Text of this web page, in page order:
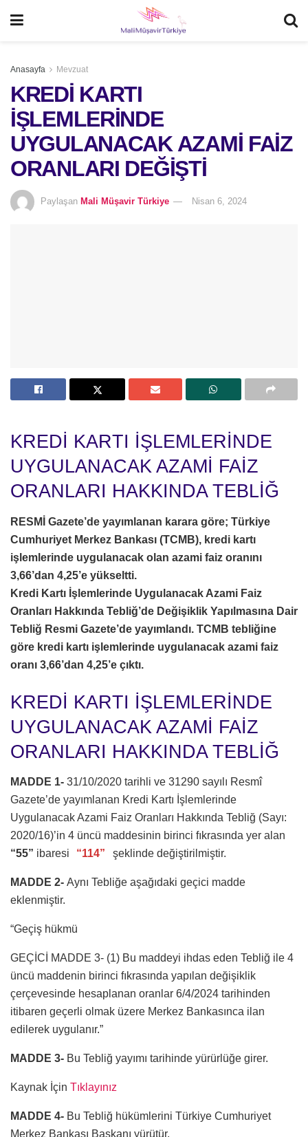
Anasayfa Mevzuat
KREDİ KARTI
İŞLEMLERİNDE
UYGULANACAK AZAMİ FAİZ
ORANLARI DEĞİŞTİ
Paylaşan Mali Müşavir Türkiye Nisan 6, 2024
KREDİ KARTI İŞLEMLERİNDE
UYGULANACAK AZAMİ FAİZ
ORANLARI HAKKINDA TEBLİĞ
RESMİ Gazete’de yayımlanan karara göre; Türkiye
Cumhuriyet Merkez Bankası (TCMB), kredi kartı
işlemlerinde uygulanacak olan azami faiz oranını
3,66’dan 4,25’e yükseltti.
Kredi Kartı İşlemlerinde Uygulanacak Azami Faiz
Oranları Hakkında Tebliğ’de Değişiklik Yapılmasına Dair
Tebliğ Resmi Gazete’de yayımlandı. TCMB tebliğine
göre kredi kartı işlemlerinde uygulanacak azami faiz
oranı 3,66’dan 4,25’e çıktı.
KREDİ KARTI İŞLEMLERİNDE
UYGULANACAK AZAMİ FAİZ
ORANLARI HAKKINDA TEBLİĞ
MADDE 1- 31/10/2020 tarihli ve 31290 sayılı Resmî
Gazete’de yayımlanan Kredi Kartı İşlemlerinde
Uygulanacak Azami Faiz Oranları Hakkında Tebliğ (Sayı:
2020/16)’in 4 üncü maddesinin birinci fıkrasında yer alan
“55” ibaresi “114” şeklinde değiştirilmiştir.
MADDE 2- Aynı Tebliğe aşağıdaki geçici madde
eklenmiştir.
“Geçiş hükmü
GEÇİCİ MADDE 3- (1) Bu maddeyi ihdas eden Tebliğ ile 4
üncü maddenin birinci fıkrasında yapılan değişiklik
çerçevesinde hesaplanan oranlar 6/4/2024 tarihinden
itibaren geçerli olmak üzere Merkez Bankasınca ilan
edilerek uygulanır.”
MADDE 3- Bu Tebliğ yayımı tarihinde yürürlüğe girer.
Kaynak İçin Tıklayınız
MADDE 4- Bu Tebliğ hükümlerini Türkiye Cumhuriyet
Merkez Bankası Başkanı yürütür.